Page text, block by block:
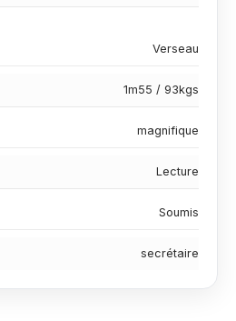
Verseau
1m55 / 93kgs
magnifique
Lecture
Soumis
secrétaire